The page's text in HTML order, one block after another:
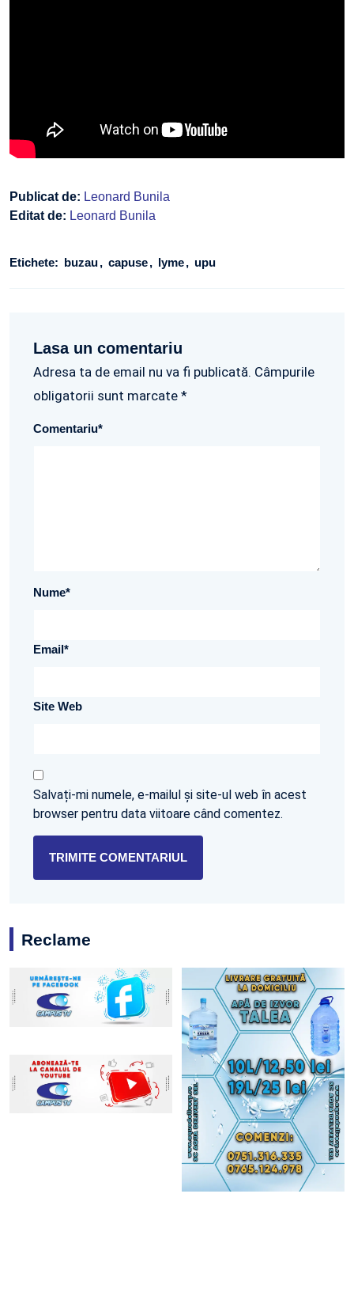
Publicat de: Leonard Bunila
Editat de: Leonard Bunila
Etichete: buzau capuse lyme upu
Lasa un comentariu
Adresa ta de email nu va fi publicată. Câmpurile
obligatorii sunt marcate *
Comentariu*
Nume*
Email*
Site Web
Salvați-mi numele, e-mailul și site-ul web în acest
browser pentru data viitoare când comentez.
Reclame